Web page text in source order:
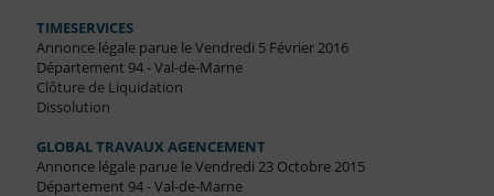
TIMESERVICES
Annonce légale parue le Vendredi 5 Février 2016
Département 94 - Val-de-Marne
Clôture de Liquidation
Dissolution
GLOBAL TRAVAUX AGENCEMENT
Annonce légale parue le Vendredi 23 Octobre 2015
Département 94 - Val-de-Marne